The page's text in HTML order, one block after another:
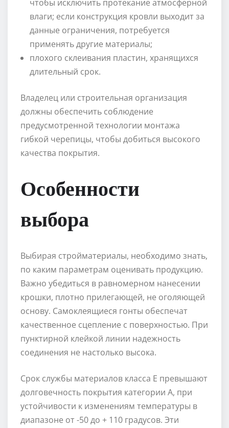
чтобы исключить протекание атмосферной
влаги; если конструкция кровли выходит за
данные ограничения, потребуется
применять другие материалы;
плохого склеивания пластин, хранящихся
длительный срок.
Владелец или строительная организация
должны обеспечить соблюдение
предусмотренной технологии монтажа
гибкой черепицы, чтобы добиться высокого
качества покрытия.
Особенности
выбора
Выбирая стройматериалы, необходимо знать,
по каким параметрам оценивать продукцию.
Важно убедиться в равномерном нанесении
крошки, плотно прилегающей, не оголяющей
основу. Самоклеящиеся гонты обеспечат
качественное сцепление с поверхностью. При
пунктирной клейкой линии надежность
соединения не настолько высока.
Срок службы материалов класса Е превышают
долговечность покрытия категории А, при
устойчивости к изменениям температуры в
диапазоне от -50 до + 110 градусов. Эти